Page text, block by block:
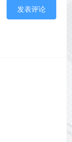
发表评论